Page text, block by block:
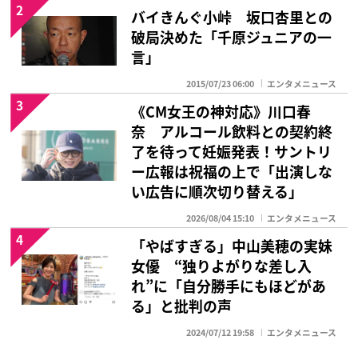
バイきんぐ小峠 坂口杏里との
破局決めた「千原ジュニアの一
言」
2015/07/23 06:00 エンタメニュース
2
《CM女王の神対応》川口春
奈 アルコール飲料との契約終
了を待って妊娠発表！サントリ
ー広報は祝福の上で「出演しな
い広告に順次切り替える」
2026/08/04 15:10 エンタメニュース
3
「やばすぎる」中山美穂の実妹
女優 “独りよがりな差し入
れ”に「自分勝手にもほどがあ
る」と批判の声
2024/07/12 19:58 エンタメニュース
4